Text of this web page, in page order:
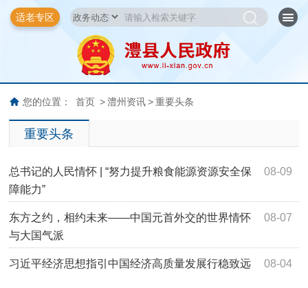
适老专区
您的位置： 首页 > 澧州资讯 > 重要头条
重要头条
08-09
总书记的人民情怀 | “努力提升粮食能源资源安全保
障能力”
08-07
东方之约，相约未来——中国元首外交的世界情怀
与大国气派
08-04
习近平经济思想指引中国经济高质量发展行稳致远